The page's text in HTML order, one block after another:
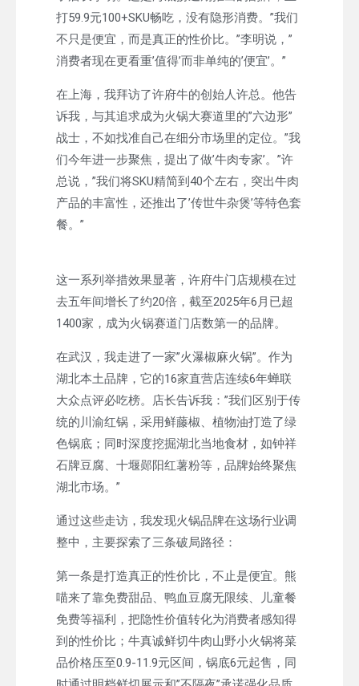
打59.9元100+SKU畅吃，没有隐形消费。”我们
不只是便宜，而是真正的性价比。”李明说，”
消费者现在更看重’值得’而非单纯的’便宜’。”
在上海，我拜访了许府牛的创始人许总。他告
诉我，与其追求成为火锅大赛道里的”六边形”
战士，不如找准自己在细分市场里的定位。”我
们今年进一步聚焦，提出了做’牛肉专家’。”许
总说，”我们将SKU精简到40个左右，突出牛肉
产品的丰富性，还推出了’传世牛杂煲’等特色套
餐。”
这一系列举措效果显著，许府牛门店规模在过
去五年间增长了约20倍，截至2025年6月已超
1400家，成为火锅赛道门店数第一的品牌。
在武汉，我走进了一家”火瀑椒麻火锅”。作为
湖北本土品牌，它的16家直营店连续6年蝉联
大众点评必吃榜。店长告诉我：”我们区别于传
统的川渝红锅，采用鲜藤椒、植物油打造了绿
色锅底；同时深度挖掘湖北当地食材，如钟祥
石牌豆腐、十堰郧阳红薯粉等，品牌始终聚焦
湖北市场。”
通过这些走访，我发现火锅品牌在这场行业调
整中，主要探索了三条破局路径：
第一条是打造真正的性价比，不止是便宜。熊
喵来了靠免费甜品、鸭血豆腐无限续、儿童餐
免费等福利，把隐性价值转化为消费者感知得
到的性价比；牛真诚鲜切牛肉山野小火锅将菜
品价格压至0.9-11.9元区间，锅底6元起售，同